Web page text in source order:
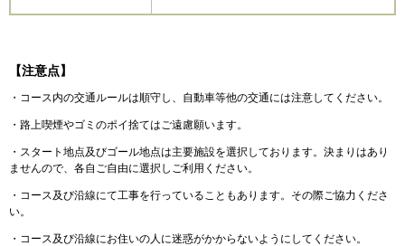
【注意点】
・コース内の交通ルールは順守し、自動車等他の交通には注意してください。
・路上喫煙やゴミのポイ捨てはご遠慮願います。
・スタート地点及びゴール地点は主要施設を選択しております。決まりはあり
ませんので、各自ご自由に選択しご利用ください。
・コース及び沿線にて工事を行っていることもあります。その際ご協力くださ
い。
・コース及び沿線にお住いの人に迷惑がかからないようにしてください。